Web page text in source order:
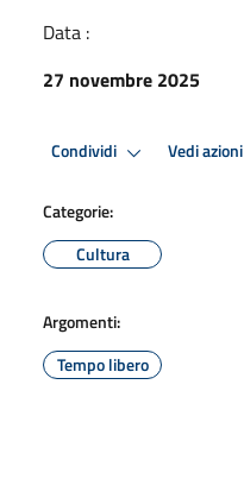
Data :
27 novembre 2025
Condividi Vedi azioni
Categorie:
Cultura
Argomenti:
Tempo libero